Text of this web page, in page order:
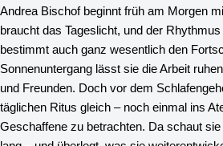
Andrea Bischof beginnt früh am Morgen
braucht das Tageslicht, und der
bestimmt auch ganz wesentlich den
Sonnenuntergang lässt sie die Arbeit
und Freunden. Doch vor dem
täglichen Ritus gleich – noch einmal ins
Geschaffene zu betrachten. Da schaut